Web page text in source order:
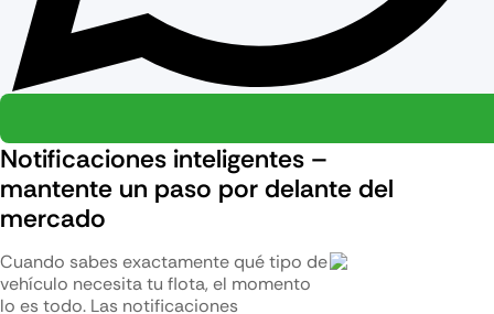
Notificaciones inteligentes –
mantente un paso por delante del
mercado
Cuando sabes exactamente qué tipo de
vehículo necesita tu flota, el momento
lo es todo. Las notificaciones